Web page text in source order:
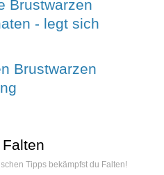
Brustwarzen
- legt sich
Brustwarzen
Tipps bekämpfst du Falten!